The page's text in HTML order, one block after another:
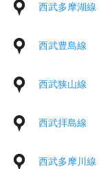
西武多摩湖線
西武豊島線
西武狭山線
西武拝島線
西武多摩川線